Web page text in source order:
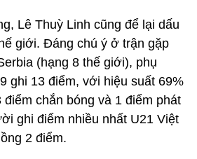
Lê Thuỳ Linh cũng để lại dấu
giới. Đáng chú ý ở trận gặp
(hạng 8 thế giới), phụ
ghi 13 điểm, với hiệu suất 69%
điểm chắn bóng và 1 điểm phát
ghi điểm nhiều nhất U21 Việt
2 điểm.